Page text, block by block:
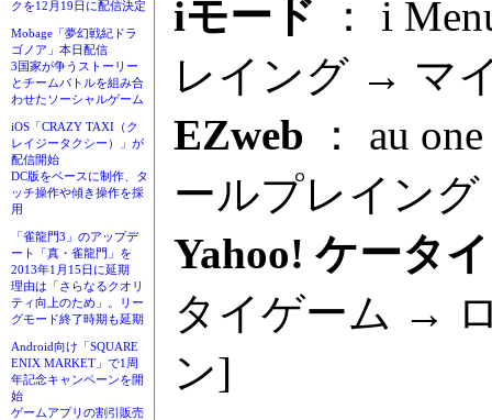
クを12月19日に配信決定
Mobage「夢幻戦紀ドラ
ゴノア」本日配信
3国家が争うストーリー
とチームバトルを組み合
わせたソーシャルゲーム
iOS「CRAZY TAXI（ク
レイジータクシー）」が
配信開始
DC版をベースに制作、タ
ッチ操作や傾き操作を採
用
「雀龍門3」のアップデ
ート「真・雀龍門」を
2013年1月15日に延期
理由は「さらなるクオリ
ティ向上のため」。リー
グモード終了時期も延期
Android向け「SQUARE
ENIX MARKET」で1周
年記念キャンペーンを開
始
ゲームアプリの割引販売
iモード ： i
レイング → マ
EZweb ： au
ールプレイン
Yahoo! ケータイ
タイゲーム →
ン]